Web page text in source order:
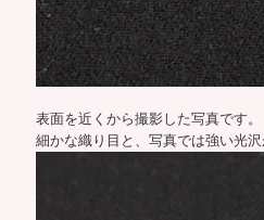
表面を近くから撮影した写真です。
細かな織り目と、写真では強い光